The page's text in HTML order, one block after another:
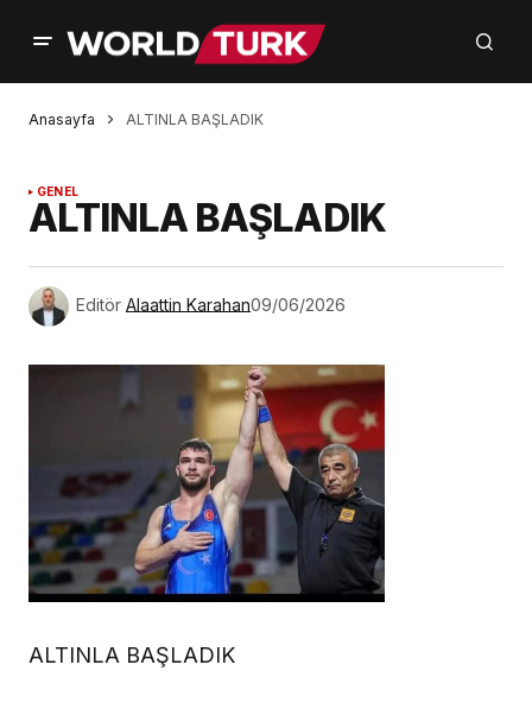
Anasayfa ALTINLA BAŞLADIK
GENEL
ALTINLA BAŞLADIK
Editör Alaattin Karahan09/06/2026
ALTINLA BAŞLADIK